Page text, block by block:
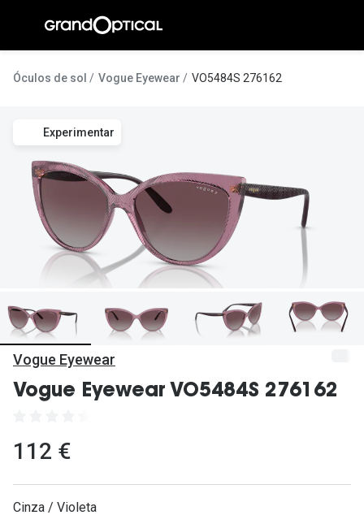
conteúdo
Pedro
Marta
Luís
Ayres
Inês
Óculos de sol Vogue Eyewear VO5484S 276162
Experimentar
Vogue Eyewear
Vogue Eyewear VO5484S 276162
112 €
Cinza / Violeta